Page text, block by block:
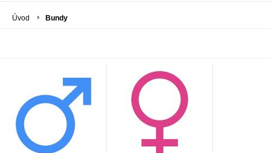
Úvod Bundy